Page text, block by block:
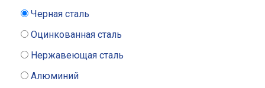
Черная сталь
Оцинкованная сталь
Нержавеющая сталь
Алюминий